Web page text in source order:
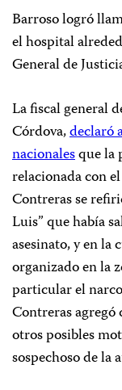
Barroso logró
el hospital
General de
La fiscal general
Córdova,declaró
nacionalesque la
relacionada con
Contreras se
Luis” que había
asesinato, y en la
organizado en la
particular el
Contreras agregó
otros posibles
sospechoso de la